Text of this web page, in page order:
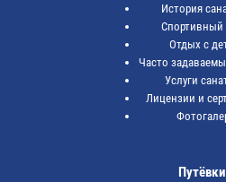
История
Спортивный
Отдых с
Часто
Услуги
Лицензии и
Путёвки